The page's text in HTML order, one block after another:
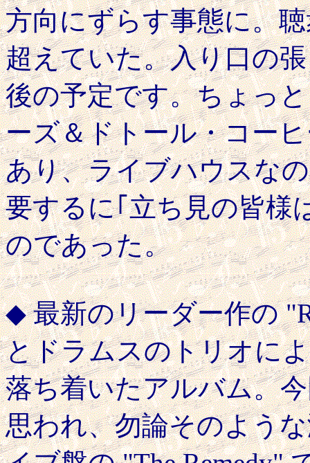
方向にずらす事態に。
超えていた。入り口の
後の予定です。ちょっ
ーズ＆ドトール・コー
あり、ライブハウスな
要するに｢立ち見の皆様
のであった。
◆ 最新のリーダー作の
とドラムスのトリオに
落ち着いたアルバム。
思われ、勿論そのよう